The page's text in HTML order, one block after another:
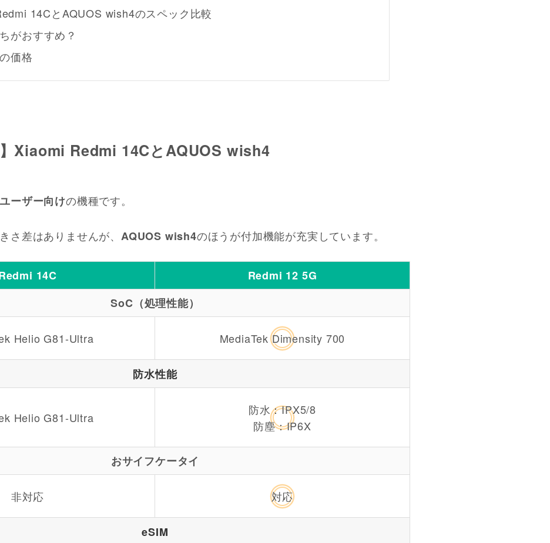
14CとAQUOS wish4のスペック比較
がおすすめ？
価格
】Xiaomi Redmi 14CとAQUOS wish4
ーザー向けの機種です。
さ差はありませんが、 AQUOS wish4のほうが付加機能が充実しています。
14C
Redmi 12 5G
SoC（処理性能）
Helio G81-Ultra MediaTek Dimensity 700
防水性能
Helio G81-Ultra
防水：IPX5/8
防塵：IP6X
おサイフケータイ
非対応 対応
eSIM